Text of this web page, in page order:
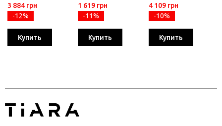
3 884 грн
-12%
Купить
1 619 грн
-11%
Купить
4 109 грн
-10%
Купить